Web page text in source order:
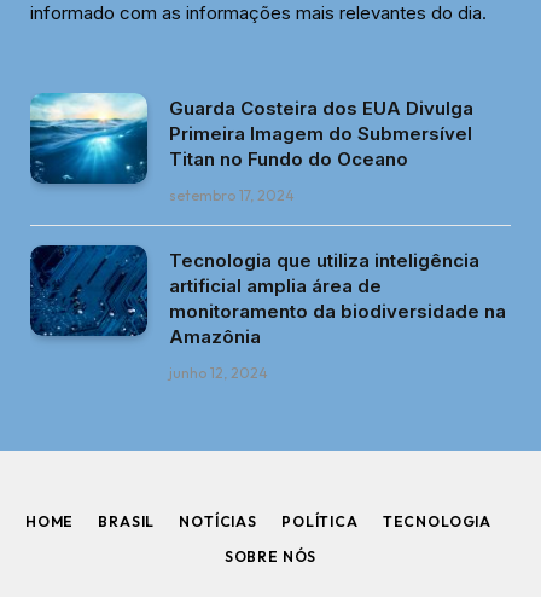
informado com as informações mais relevantes do dia.
Guarda Costeira dos EUA Divulga
Primeira Imagem do Submersível
Titan no Fundo do Oceano
setembro 17, 2024
Tecnologia que utiliza inteligência
artificial amplia área de
monitoramento da biodiversidade na
Amazônia
junho 12, 2024
HOME BRASIL NOTÍCIAS POLÍTICA
TECNOLOGIA
SOBRE NÓS